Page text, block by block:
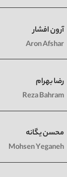
آرون افشار
Aron Afshar
رضا بهرام
Reza Bahram
محسن یگانه
Mohsen Yeganeh